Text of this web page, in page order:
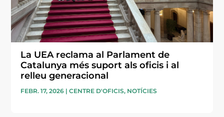
La UEA reclama al Parlament de
Catalunya més suport als oficis i al
relleu generacional
FEBR. 17, 2026 |CENTRE D'OFICIS, NOTÍCIES